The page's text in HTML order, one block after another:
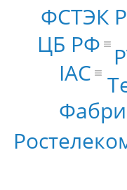
ФСТЭК
ЦБ РФ
IAC